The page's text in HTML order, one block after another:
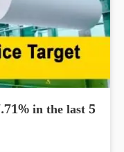
in the last 5